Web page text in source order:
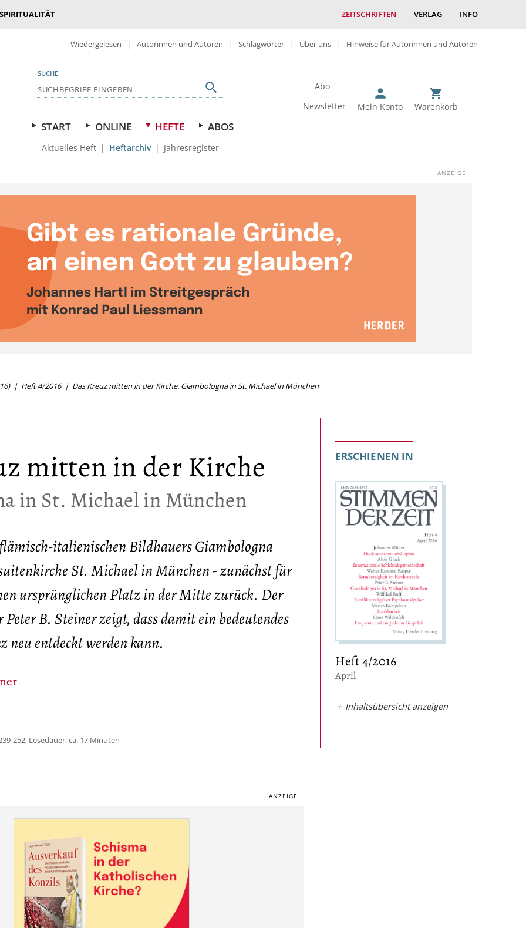
ZEITSCHRIFTEN VERLAG INFO
Wiedergelesen Autorinnen und Autoren Schlagwörter Über uns Hinweise für Autorinnen und Autoren
SUCHE
Abo
Newsletter
Mein Konto Warenkorb
START ONLINE HEFTE ABOS
Aktuelles Heft Heftarchiv Jahresregister
Heft 4/2016 Das Kreuz mitten in der Kirche. Giambologna in St. Michael in München
mitten in der Kirche
in St. Michael in München
italienischen Bildhauers Giambologna
St. Michael in München - zunächst für
ursprünglichen Platz in der Mitte zurück. Der
B. Steiner zeigt, dass damit ein bedeutendes
neu entdeckt werden kann.
252, Lesedauer: ca. 17 Minuten
ERSCHIENEN IN
Heft 4/2016
:
April
Inhaltsübersicht anzeigen